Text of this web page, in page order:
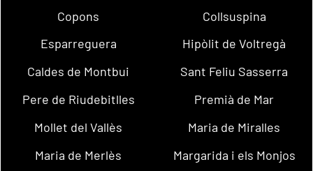
Copons
Collsuspina
Esparreguera
Hipòlit de Voltregà
Caldes de Montbui
Sant Feliu Sasserra
Pere de Riudebitlles
Premià de Mar
Mollet del Vallès
Maria de Miralles
Maria de Merlès
Margarida i els Monjos